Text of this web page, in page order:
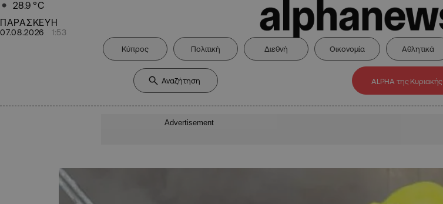
28.9 °C
ΠΑΡΑΣΚΕΥΗ
07.08.2026 1:53
Κύπρος Πολιτική Διεθνή Οικονομία Αθλητικά
ALPHA της Κυριακής
Advertisement